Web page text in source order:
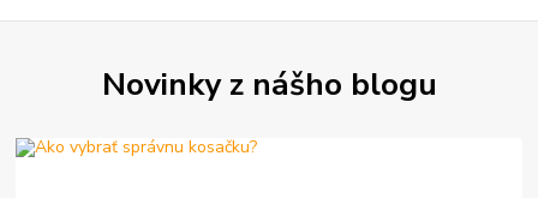
Novinky z nášho blogu